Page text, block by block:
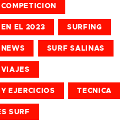
EL 2023 SURFING
SURF SALINAS
EJERCICIOS TECNICA
SURF